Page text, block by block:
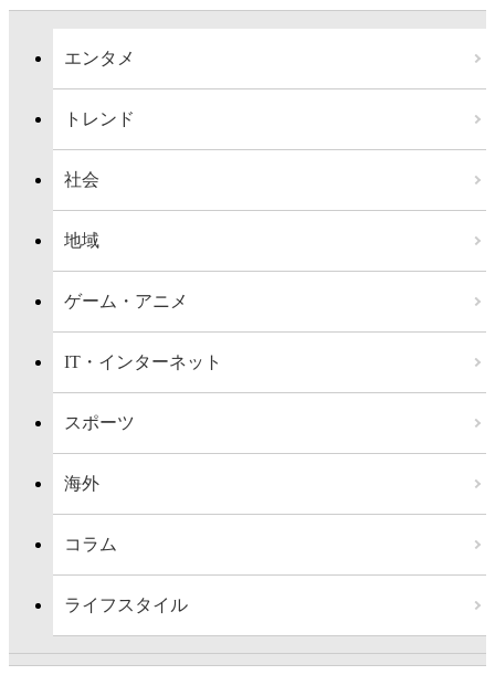
エンタメ
トレンド
社会
地域
ゲーム・アニメ
IT・インターネット
スポーツ
海外
コラム
ライフスタイル